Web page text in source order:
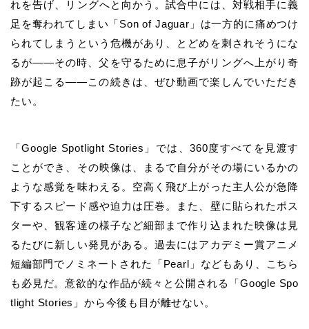
れを告げ、リングへと向かう。試合中には、対戦相手に義
足を奪われてしまい「Son of Jaguar」は一方的に痛めつけ
られてしまうという危機があり、とどめを刺されそうにな
るが――その時、父を守るために息子がリングへ上がり奇
跡が起こる――この続きは、ぜひ動画で楽しんでいただき
たい。
「Google Spotlight Stories」では、360度すべてを見渡す
ことができ、その映像は、まるで自分がその場にいるかの
ような感覚を味わえる。空高く飛び上がった主人公が急降
下するスピード感や迫力は圧巻。また、壁に貼られたポス
ターや、観客達の様子など細部まで作り込まれた映像は見
るたびに新しい発見がある。過去にはアカデミー賞アニメ
短編部門でノミネートされた「Pearl」などもあり、こちら
も必見だ。意欲的な作品が続々と公開される「Google Spo
tlight Stories」から今後も目が離せない。